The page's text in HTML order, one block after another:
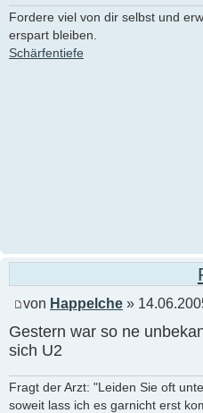
Fordere viel von dir selbst und
erspart bleiben.
Schärfentiefe
von Happelche »
Gestern war so ne
sich U2
Fragt der Arzt: "Leiden Sie oft
soweit lass ich es garnicht erst